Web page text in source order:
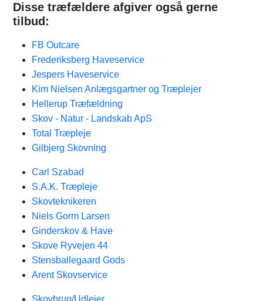
Disse træfældere afgiver også gerne
tilbud:
FB Outcare
Frederiksberg Haveservice
Jespers Haveservice
Kim Nielsen Anlægsgartner og Træplejer
Hellerup Træfældning
Skov - Natur - Landskab ApS
Total Træpleje
Gilbjerg Skovning
Carl Szabad
S.A.K. Træpleje
Skovteknikeren
Niels Gorm Larsen
Ginderskov & Have
Skove Ryvejen 44
Stensballegaard Gods
Arent Skovservice
Skovbrug/Udlejer